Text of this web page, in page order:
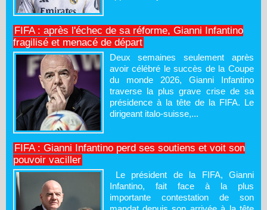
FIFA : après l'échec de sa réforme, Gianni Infantino
fragilisé et menacé de départ
Deux semaines seulement après
avoir célébré le succès de la Coupe
du monde 2026, Gianni Infantino
traverse la plus grave crise de sa
présidence à la tête de la FIFA. Le
dirigeant italo-suisse,...
FIFA : Gianni Infantino perd ses soutiens et voit son
pouvoir vaciller
Le président de la FIFA, Gianni
Infantino, fait face à la plus
importante contestation de son